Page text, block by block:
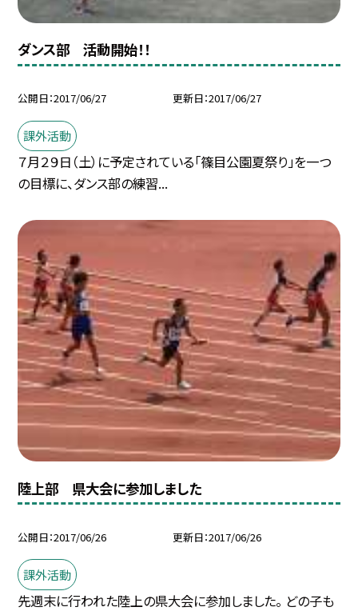
ダンス部 活動開始！！
公開日 2017/06/27 更新日 2017/06/27
課外活動
７月２９日（土）に予定されている「篠目公園夏祭り」を一つ
の目標に、ダンス部の練習...
陸上部 県大会に参加しました
公開日 2017/06/26 更新日 2017/06/26
課外活動
先週末に行われた陸上の県大会に参加しました。 どの子も